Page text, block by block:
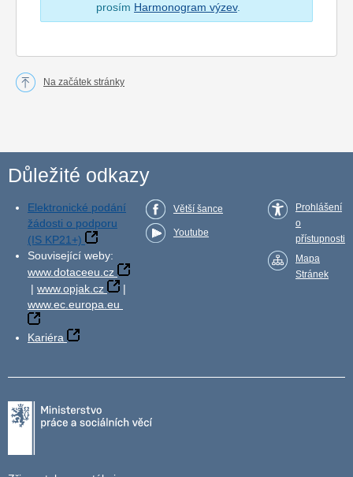
prosím Harmonogram výzev.
Na začátek stránky
Důležité odkazy
Elektronické podání
žádosti o podporu
(IS KP21+)
Související weby:
www.dotaceeu.cz
| www.opjak.cz
|
www.ec.europa.eu
Kariéra
Větší šance
Youtube
Prohlášení
o
přístupnosti
Mapa
Stránek